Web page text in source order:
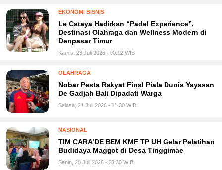
EKONOMI BISNIS
Le Cataya Hadirkan “Padel Experience”,
Destinasi Olahraga dan Wellness Modern di
Denpasar Timur
Kamis, 23 Juli 2026 - 00:12 WIB
OLAHRAGA
Nobar Pesta Rakyat Final Piala Dunia Yayasan
De Gadjah Bali Dipadati Warga
Selasa, 21 Juli 2026 - 21:30 WIB
NASIONAL
TIM CARA’DE BEM KMF TP UH Gelar Pelatihan
Budidaya Maggot di Desa Tinggimae
Senin, 20 Juli 2026 - 23:30 WIB